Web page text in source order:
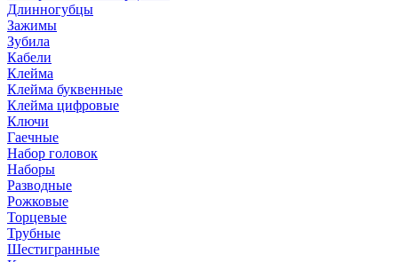
Длинногубцы
Зажимы
Зубила
Кабели
Клейма
Клейма буквенные
Клейма цифровые
Ключи
Гаечные
Набор головок
Наборы
Разводные
Рожковые
Торцевые
Трубные
Шестигранные